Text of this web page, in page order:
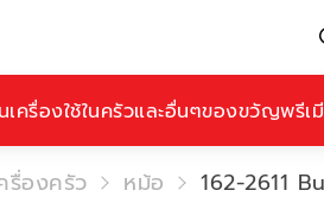
เครื่องใช้ในครัวและอื่นๆของขวัญพรีเ
รื่องครัว หม้อ 162-2611